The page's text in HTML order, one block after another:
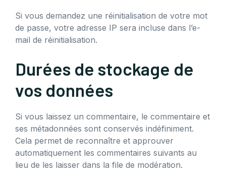
Si vous demandez une réinitialisation de votre mot
de passe, votre adresse IP sera incluse dans l’e-
mail de réinitialisation.
Durées de stockage de
vos données
Si vous laissez un commentaire, le commentaire et
ses métadonnées sont conservés indéfiniment.
Cela permet de reconnaître et approuver
automatiquement les commentaires suivants au
lieu de les laisser dans la file de modération.